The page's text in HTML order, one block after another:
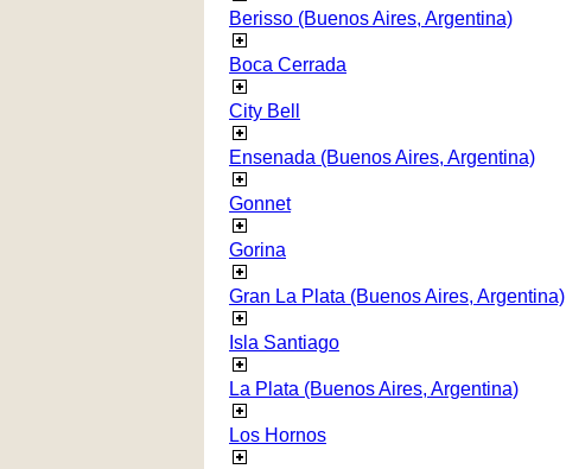
Berisso (Buenos Aires, Argentina)
Boca Cerrada
City Bell
Ensenada (Buenos Aires, Argentina)
Gonnet
Gorina
Gran La Plata (Buenos Aires, Argentina)
Isla Santiago
La Plata (Buenos Aires, Argentina)
Los Hornos